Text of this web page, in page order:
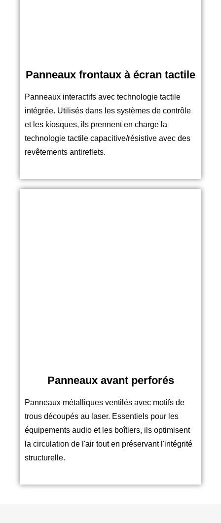
Panneaux frontaux à écran tactile
Panneaux interactifs avec technologie tactile
intégrée. Utilisés dans les systèmes de contrôle
et les kiosques, ils prennent en charge la
technologie tactile capacitive/résistive avec des
revêtements antireflets.
Panneaux avant perforés
Panneaux métalliques ventilés avec motifs de
trous découpés au laser. Essentiels pour les
équipements audio et les boîtiers, ils optimisent
la circulation de l'air tout en préservant l'intégrité
structurelle.